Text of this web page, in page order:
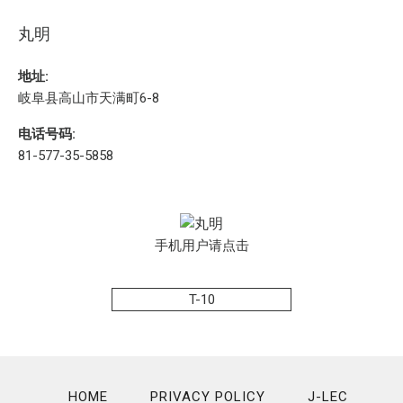
丸明
地址:
岐阜县高山市天满町6-8
电话号码:
81-577-35-5858
手机用户请点击
T-10
HOME PRIVACY POLICY J-LEC